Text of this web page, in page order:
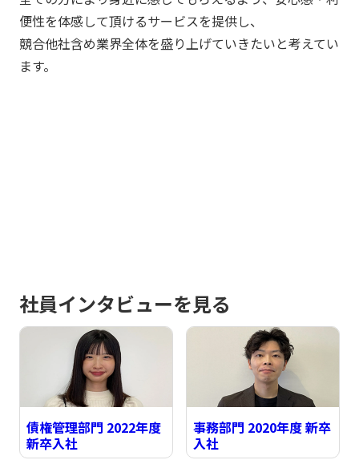
便性を体感して頂けるサービスを提供し、
競合他社含め業界全体を盛り上げていきたいと考えてい
ます。
社員インタビューを見る
債権管理部門 2022年度
新卒入社
事務部門 2020年度 新卒
入社